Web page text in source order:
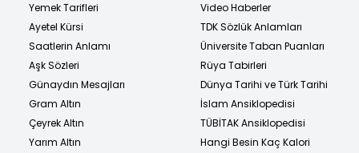
Yemek Tarifleri
Ayetel Kürsi
Saatlerin Anlamı
Aşk Sözleri
Günaydın Mesajları
Gram Altın
Çeyrek Altın
Yarım Altın
Video Haberler
TDK Sözlük Anlamları
Üniversite Taban Puanları
Rüya Tabirleri
Dünya Tarihi ve Türk Tarihi
İslam Ansiklopedisi
TÜBİTAK Ansiklopedisi
Hangi Besin Kaç Kalori